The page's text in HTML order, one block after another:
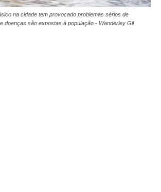
na cidade tem provocado problemas sérios de
doenças são expostas à população - Wanderley Gil